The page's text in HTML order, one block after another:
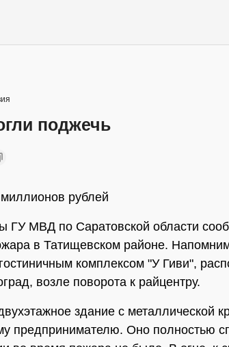
поджечь
рублей
ГУ МВД по Саратовской области
в Татищевском районе.
комплексом "У Гиви",
возле поворота к райцентру.
здание с металлической
предпринимателю. Оно полностью